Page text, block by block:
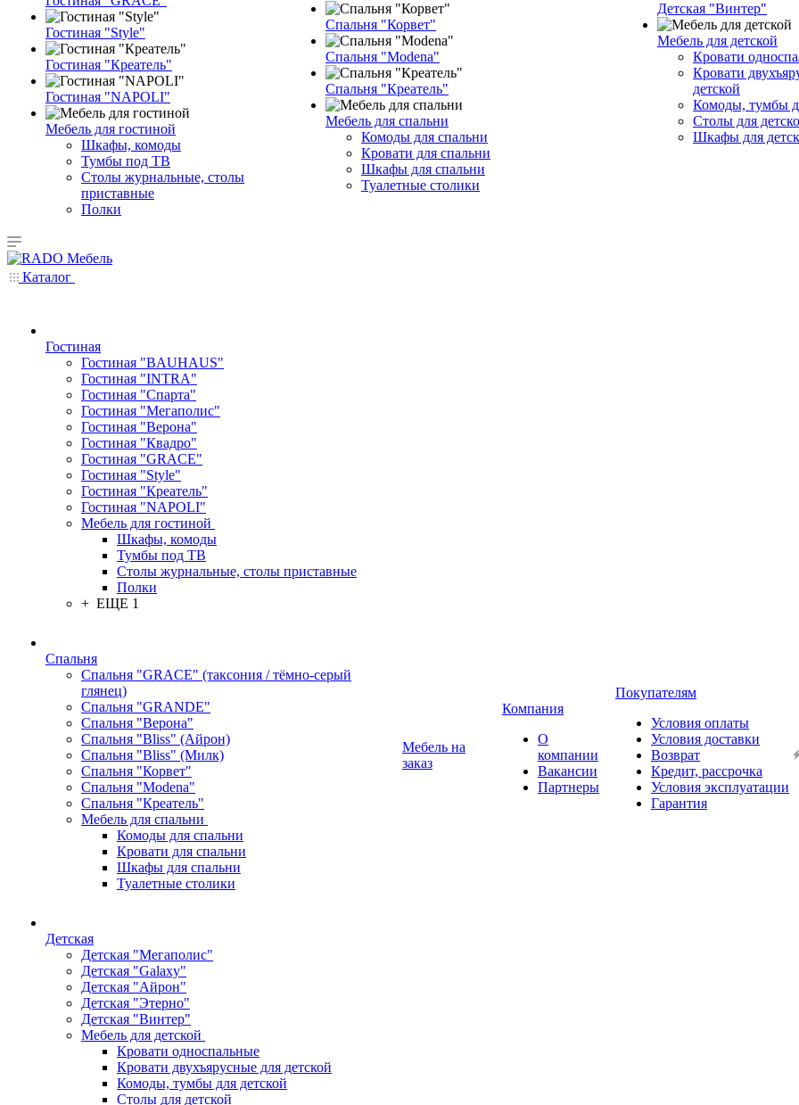
Гостиная "Style"
Гостиная "Креатель"
Гостиная "NAPOLI"
Мебель для гостиной
Шкафы, комоды
Тумбы под ТВ
Столы журнальные, столы
приставные
Полки
Спальня "Корвет"
Спальня "Modena"
Спальня "Креатель"
Мебель для спальни
Комоды для спальни
Кровати для спальни
Шкафы для спальни
Туалетные столики
Детская "Винтер"
Мебель для детской
Кровати
Кровати
детской
Комоды, тумбы
Столы для
Шкафы для
Каталог
Гостиная
Гостиная "BAUHAUS"
Гостиная "INTRA"
Гостиная "Спарта"
Гостиная "Мегаполис"
Гостиная "Верона"
Гостиная "Квадро"
Гостиная "GRACE"
Гостиная "Style"
Гостиная "Креатель"
Гостиная "NAPOLI"
Мебель для гостиной
Шкафы, комоды
Тумбы под ТВ
Столы журнальные, столы приставные
Полки
+ ЕЩЕ 1
Спальня
Спальня "GRACE" (таксония / тёмно-серый
глянец)
Спальня "GRANDE"
Спальня "Верона"
Спальня "Bliss" (Айрон)
Спальня "Bliss" (Милк)
Спальня "Корвет"
Спальня "Modena"
Спальня "Креатель"
Мебель для спальни
Комоды для спальни
Кровати для спальни
Шкафы для спальни
Туалетные столики
Детская
Детская "Мегаполис"
Детская "Galaxy"
Детская "Айрон"
Детская "Этерно"
Детская "Винтер"
Мебель для детской
Кровати односпальные
Кровати двухъярусные для детской
Комоды, тумбы для детской
Столы для детской
Мебель на
заказ
Компания
О
компании
Вакансии
Партнеры
Покупателям
Условия оплаты
Условия доставки
Возврат
Кредит, рассрочка
Условия эксплуатации
Гарантия